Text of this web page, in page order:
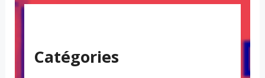
Catégories